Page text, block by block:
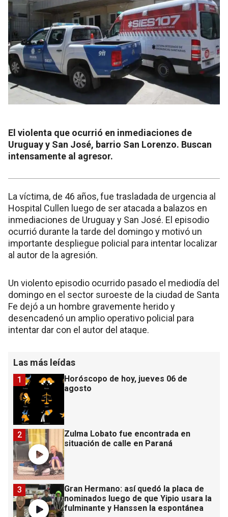
El violenta que ocurrió en inmediaciones de
Uruguay y San José, barrio San Lorenzo. Buscan
intensamente al agresor.
La víctima, de 46 años, fue trasladada de urgencia al
Hospital Cullen luego de ser atacada a balazos en
inmediaciones de Uruguay y San José. El episodio
ocurrió durante la tarde del domingo y motivó un
importante despliegue policial para intentar localizar
al autor de la agresión.
Un violento episodio ocurrido pasado el mediodía del
domingo en el sector suroeste de la ciudad de Santa
Fe dejó a un hombre gravemente herido y
desencadenó un amplio operativo policial para
intentar dar con el autor del ataque.
Las más leídas
Horóscopo de hoy, jueves 06 de
agosto
1
Zulma Lobato fue encontrada en
situación de calle en Paraná
2
Gran Hermano: así quedó la placa de
nominados luego de que Yipio usara la
fulminante y Hanssen la espontánea
3